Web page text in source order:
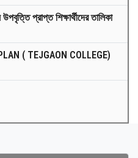
প্রাপ্ত শিক্ষার্থীদের তালিকা
( TEJGAON COLLEGE)